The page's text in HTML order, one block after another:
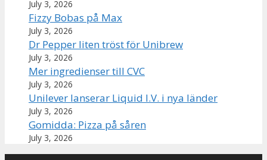
July 3, 2026
Fizzy Bobas på Max
July 3, 2026
Dr Pepper liten tröst för Unibrew
July 3, 2026
Mer ingredienser till CVC
July 3, 2026
Unilever lanserar Liquid I.V. i nya länder
July 3, 2026
Gomidda: Pizza på såren
July 3, 2026